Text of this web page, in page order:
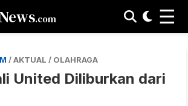
.com ☰
/ AKTUAL / OLAHRAGA
United Diliburkan dari